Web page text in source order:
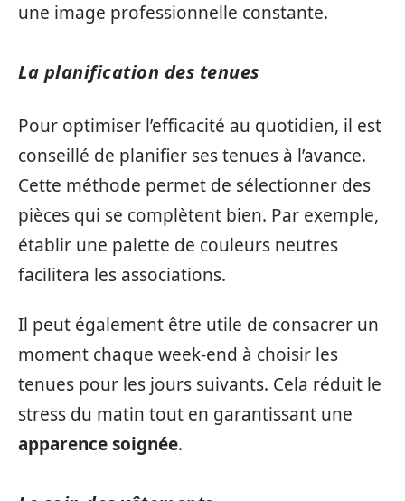
une image professionnelle constante.
La planification des tenues
Pour optimiser l’efficacité au quotidien, il est
conseillé de planifier ses tenues à l’avance.
Cette méthode permet de sélectionner des
pièces qui se complètent bien. Par exemple,
établir une palette de couleurs neutres
facilitera les associations.
Il peut également être utile de consacrer un
moment chaque week-end à choisir les
tenues pour les jours suivants. Cela réduit le
stress du matin tout en garantissant une
apparence soignée.